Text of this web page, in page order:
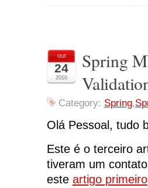
out
24
2010
Spring
Category: Spring,
Olá Pessoal, tudo
Este é o terceiro
tiveram um
este artigo primeiro